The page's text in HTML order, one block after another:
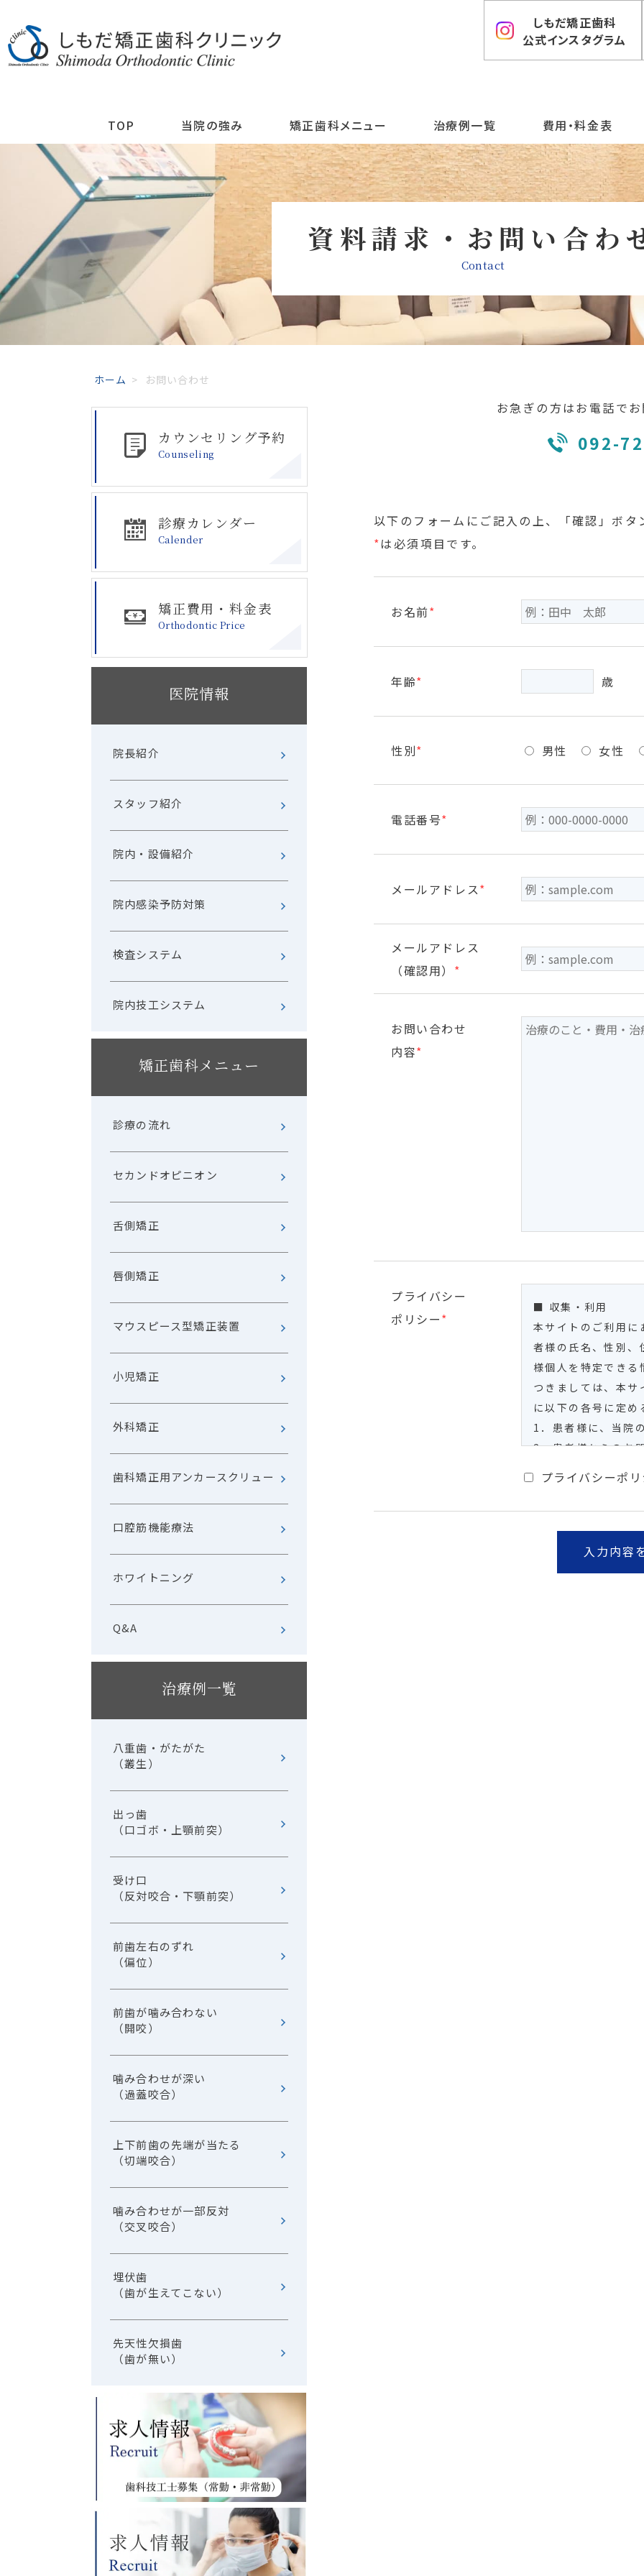
しもだ矯正歯科
公式インスタグラム
TOP 当院の強み 矯正歯科メニュー 治療例一覧 費用・料金表
資料請求・お問い合わ
Contact
ホーム > お問い合わせ
お急ぎの方はお電話で
092-
以下のフォームにご記入の上、「確認」ボ
*は必須項目です。
お名前*
年齢* 歳
性別* 男性 女性
電話番号*
メールアドレス*
メールアドレス
（確認用） *
お問い合わせ
内容*
プライバシー
ポリシー*
■ 収集・利用
本サイトのご利用に
者様の氏名、性別
様個人を特定でき
つきましては、本
に以下の各号に定
1．患者様に、当院
2．患者様からのお
当院は、患者様の
基づき適正に管理し
破壊等を防ぐため
し、上記の対策に
プライバシーポ
カウンセリング予約
Counseling
診療カレンダー
Calender
矯正費用・料金表
Orthodontic Price
医院情報
院長紹介
スタッフ紹介
院内・設備紹介
院内感染予防対策
検査システム
院内技工システム
矯正歯科メニュー
診療の流れ
セカンドオピニオン
舌側矯正
唇側矯正
マウスピース型矯正装置
小児矯正
外科矯正
歯科矯正用アンカースクリュー
口腔筋機能療法
ホワイトニング
Q&A
治療例一覧
八重歯・がたがた
（叢生）
出っ歯
（口ゴボ・上顎前突）
受け口
（反対咬合・下顎前突）
前歯左右のずれ
（偏位）
前歯が噛み合わない
（開咬）
噛み合わせが深い
（過蓋咬合）
上下前歯の先端が当たる
（切端咬合）
噛み合わせが一部反対
（交叉咬合）
埋伏歯
（歯が生えてこない）
先天性欠損歯
（歯が無い）